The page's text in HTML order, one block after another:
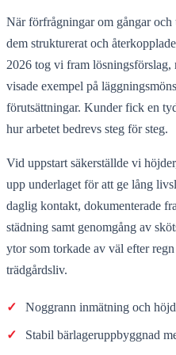
När förfrågningar om gångar och
dem strukturerat och
2026 tog vi fram lösningsförslag,
visade exempel på
förutsättningar. Kunder fick en
hur arbetet bedrevs steg för steg.
Vid uppstart säkerställde vi
upp underlaget för att ge lång
daglig kontakt, dokumenterade
städning samt genomgång av
ytor som torkade av väl efter
trädgårdsliv.
✓ Noggrann inmätning och
✓ Stabil bärlageruppbyggnad